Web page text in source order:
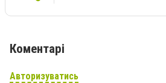
Коментарі
Авторизуватись